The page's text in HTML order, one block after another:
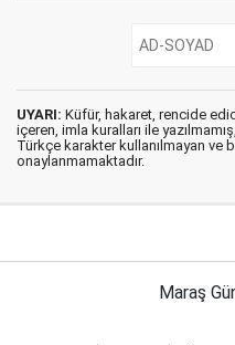
UYARI: Küfür, hakaret, rencide
içeren, imla kuralları ile yazılmamış,
Türkçe karakter kullanılmayan ve
onaylanmamaktadır.
Maraş